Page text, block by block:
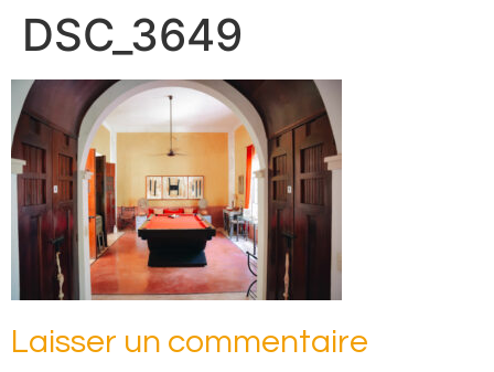
DSC_3649
Laisser un commentaire